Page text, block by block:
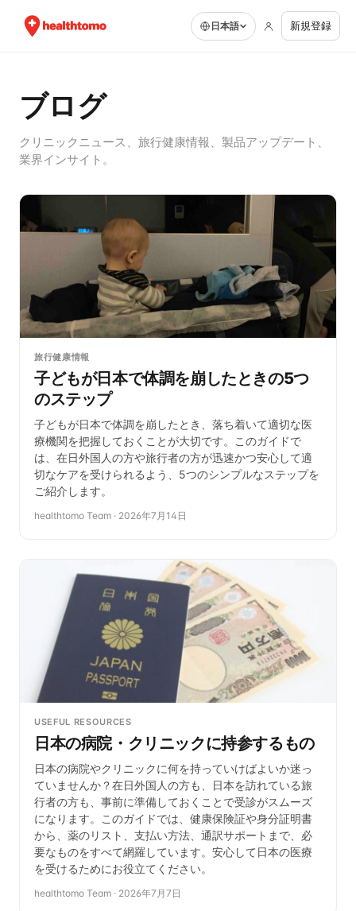
日本語 新規登録
ブログ
クリニックニュース、旅行健康情報、製品アップデート、
業界インサイト。
旅行健康情報
子どもが日本で体調を崩したときの5つ
のステップ
子どもが日本で体調を崩したとき、落ち着いて適切な医
療機関を把握しておくことが大切です。このガイドで
は、在日外国人の方や旅行者の方が迅速かつ安心して適
切なケアを受けられるよう、5つのシンプルなステップを
ご紹介します。
healthtomo Team · 2026年7月14日
USEFUL RESOURCES
日本の病院・クリニックに持参するもの
日本の病院やクリニックに何を持っていけばよいか迷っ
ていませんか？在日外国人の方も、日本を訪れている旅
行者の方も、事前に準備しておくことで受診がスムーズ
になります。このガイドでは、健康保険証や身分証明書
から、薬のリスト、支払い方法、通訳サポートまで、必
要なものをすべて網羅しています。安心して日本の医療
を受けるためにお役立てください。
healthtomo Team · 2026年7月7日